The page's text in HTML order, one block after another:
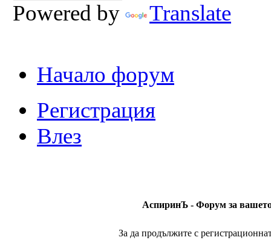
Powered by Translate
Начало форум
Регистрация
Влез
АспиринЪ - Форум за вашето
За да продължите с